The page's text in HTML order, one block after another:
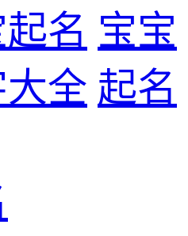
名 宝宝
全 起名